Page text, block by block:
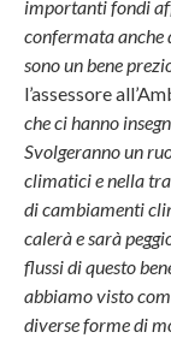
importanti fondi
confermata
sono un bene
l’assessore
che ci hanno
Svolgeranno un
climatici e nella
di cambiamenti
calerà e sarà
flussi di questo
abbiamo visto
diverse forme di